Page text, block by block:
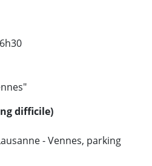
difficile)
- Vennes, parking